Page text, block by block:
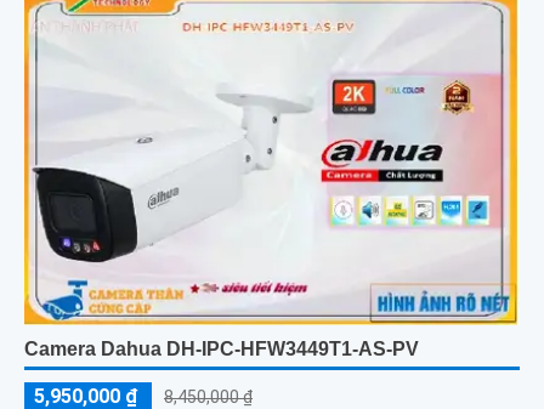
Camera Dahua DH-IPC-HFW3449T1-AS-PV
5,950,000 ₫ 8,450,000 ₫